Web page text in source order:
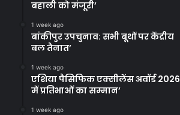
बहाली को मंजूरी’
1 week ago
बांकीपुर उपचुनाव: सभी बूथों पर केंद्रीय
बल तैनात’
1 week ago
एशिया पैसिफिक एक्सीलेंस अवॉर्ड 2026
में प्रतिभाओं का सम्मान’
1 week ago